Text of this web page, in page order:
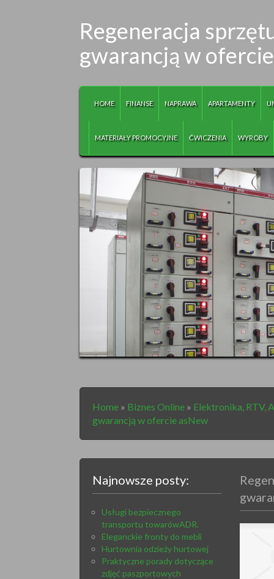
Regeneracja
gwarancją w
HOME FINANSE NAPRAWA APARTAMENTY
MATERIAŁY PROMOCYJNE ĆWICZENIA WYROBY
Home » Biznes Online » Elektronika, RTV,
gwarancją w ofercie asNew
Najnowsze posty:
Usługi bezpiecznego
transportu towarówADR.
Eleganckie fronty do mebli
Hurtownia odzieży hurtowej
Praktyczne porady dotyczące
zdjęć paszportowych